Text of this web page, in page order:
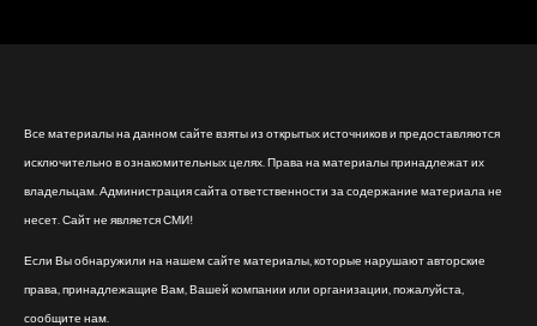
Все материалы на данном сайте взяты из открытых источников и предоставляются
исключительно в ознакомительных целях. Права на материалы принадлежат их
владельцам. Администрация сайта ответственности за содержание материала не
несет. Сайт не является СМИ!
Если Вы обнаружили на нашем сайте материалы, которые нарушают авторские
права, принадлежащие Вам, Вашей компании или организации, пожалуйста,
сообщите нам.